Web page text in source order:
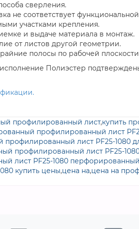
сверления.
не соответствует функциональной
участками крепления.
и выдаче материала в монтаж.
от листов другой геометрии.
полосы по рабочей
Полиэстер
профилированный лист,купить
профилированный лист
лист PF25-1080
профилированный лист PF25-
лист PF25-1080
купить цены,цена на,цена на